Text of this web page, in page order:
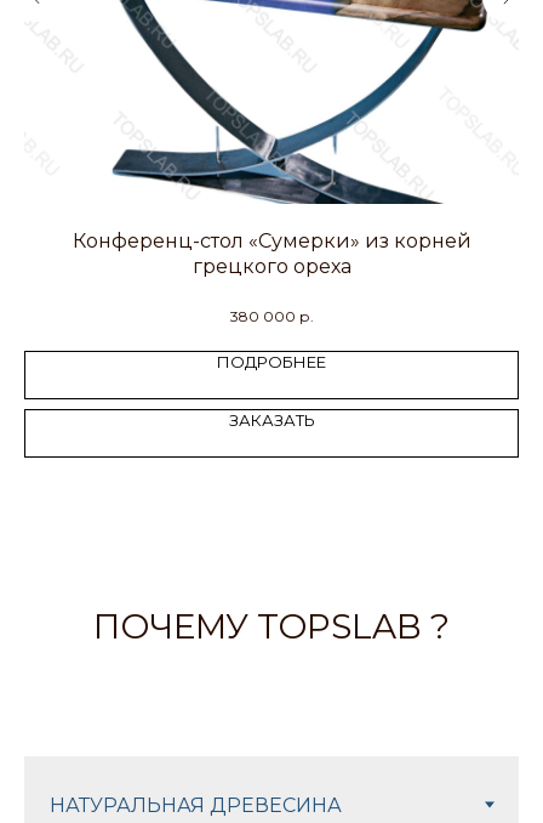
Конференц-стол «Сумерки» из корней
грецкого ореха
380 000 р.
ПОДРОБНЕЕ
ЗАКАЗАТЬ
ПОЧЕМУ TOPSLAB ?